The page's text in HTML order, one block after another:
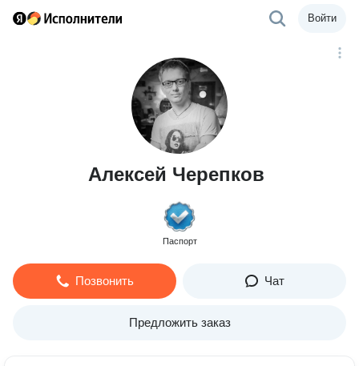
Войти
Алексей Черепков
Паспорт
Позвонить Чат
Предложить заказ